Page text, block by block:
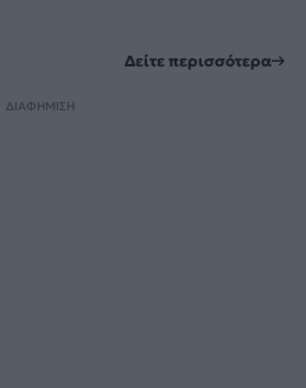
Δείτε περισσότερα
ΔΙΑΦΗΜΙΣΗ